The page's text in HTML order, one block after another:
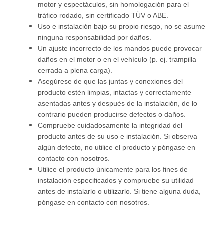
motor y espectáculos, sin homologación para el
tráfico rodado, sin certificado TÜV o ABE.
Uso e instalación bajo su propio riesgo, no se asume
ninguna responsabilidad por daños.
Un ajuste incorrecto de los mandos puede provocar
daños en el motor o en el vehículo (p. ej. trampilla
cerrada a plena carga).
Asegúrese de que las juntas y conexiones del
producto estén limpias, intactas y correctamente
asentadas antes y después de la instalación, de lo
contrario pueden producirse defectos o daños.
Compruebe cuidadosamente la integridad del
producto antes de su uso e instalación. Si observa
algún defecto, no utilice el producto y póngase en
contacto con nosotros.
Utilice el producto únicamente para los fines de
instalación especificados y compruebe su utilidad
antes de instalarlo o utilizarlo. Si tiene alguna duda,
póngase en contacto con nosotros.